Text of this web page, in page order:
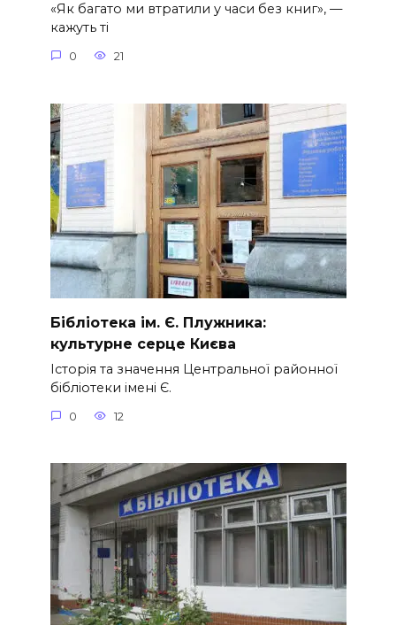
«Як багато ми втратили у часи без книг», —
кажуть ті
0 21
Бібліотека ім. Є. Плужника:
культурне серце Києва
Історія та значення Центральної районної
бібліотеки імені Є.
0 12